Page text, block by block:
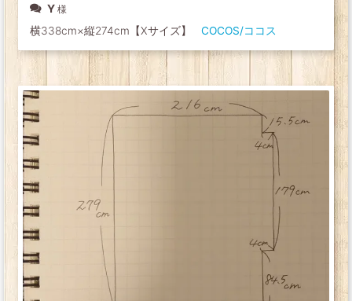
Y
横338cm×縦274cm【Xサイズ】 COCOS/ココス